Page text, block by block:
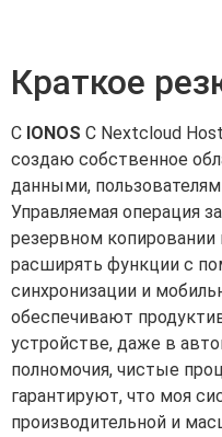
Краткое
С IONOS С Nextcloud
создаю собственное
данными,
Управляемая операция
резервном копировании
расширять функции с
синхронизации и
обеспечивают
устройстве, даже в
полномочия, чистые
гарантируют, что моя
производительной и